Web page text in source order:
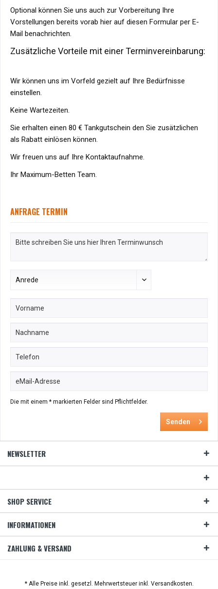
Optional können Sie uns auch zur Vorbereitung Ihre
Vorstellungen bereits vorab hier auf diesen Formular per E-
Mail benachrichten.
Zusätzliche Vorteile mit einer Terminvereinbarung:
Wir können uns im Vorfeld gezielt auf Ihre Bedürfnisse
einstellen.
Keine Wartezeiten.
Sie erhalten einen 80 € Tankgutschein den Sie zusätzlichen
als Rabatt einlösen können.
Wir freuen uns auf Ihre Kontaktaufnahme.
Ihr Maximum-Betten Team.
ANFRAGE TERMIN
Die mit einem * markierten Felder sind Pflichtfelder.
Senden
NEWSLETTER
SHOP SERVICE
INFORMATIONEN
ZAHLUNG & VERSAND
* Alle Preise inkl. gesetzl. Mehrwertsteuer inkl. Versandkosten.